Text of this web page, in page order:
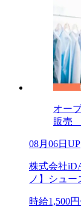
オー
販売
08月06日UP
株式会社
ノ】シュー
時給1,500